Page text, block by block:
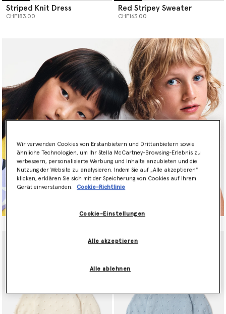
Striped Knit Dress
CHF183.00
Red Stripey Sweater
CHF163.00
Wir verwenden Cookies von Erstanbietern und Drittanbietern sowie
ähnliche Technologien, um Ihr Stella McCartney-Browsing-Erlebnis zu
verbessern, personalisierte Werbung und Inhalte anzubieten und die
Nutzung der Website zu analysieren. Indem Sie auf „Alle akzeptieren"
klicken, erklären Sie sich mit der Speicherung von Cookies auf Ihrem
Gerät einverstanden.
Cookie-Richtlinie
Cookie-Einstellungen
Alle ablehnen
Alle akzeptieren